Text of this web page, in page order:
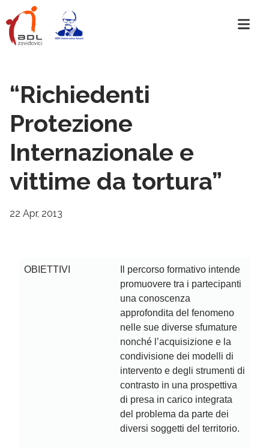
“Richiedenti
Protezione
Internazionale e
vittime da tortura”
22 Apr, 2013
OBIETTIVI
Il percorso formativo intende
promuovere tra i partecipanti
una conoscenza
approfondita del fenomeno
nelle sue diverse sfumature
nonché l’acquisizione e la
condivisione dei modelli di
intervento e degli strumenti di
contrasto in una prospettiva
di presa in carico integrata
del problema da parte dei
diversi soggetti del territorio.